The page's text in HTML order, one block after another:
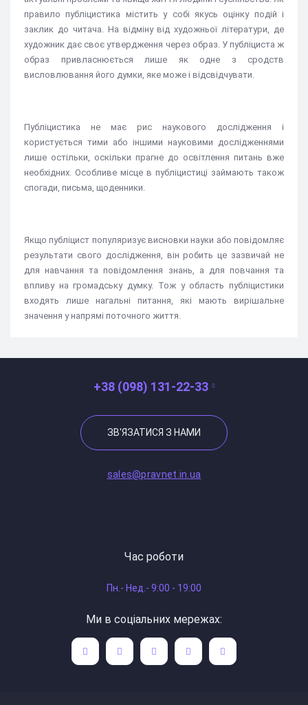
правило публіцистика містить у собі якусь оцінку подій і
заклик до читача. На відміну від художньої літератури, де
художник дає своє утвердження через образ. У публіциста ж
образ привласнюється лише як одне з сродств
висловлювання його думки, яке може і відсвідчувати.
Публіцистика не має рис наукового дослідження і
користується тими або іншими науковими дослідженнями
лише остільки, оскільки прагне до освітлення питань вже
необхідних. Особливе місце в публіцистиці займають також
спогади, письма, щоденники.
Якщо публіцист популяризує висновки науки або повідомляє
результати свого дослідження, він робить це зазвичай не
для навчання та повідомлення знань, а для повчання та
впливу на громадську думку. Тож у область публіцистики
входять лише нагальні питання, які мають вирішальне
значення у напрямі поточного життя.
+38 (098) 131-22-33
ЗВ'ЯЗАТИСЯ З НАМИ
sales@pravnet.in.ua
Час роботи
Пн.- Нед.- 9:00 - 19:00
Ми в соціальних мережах: